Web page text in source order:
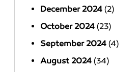
December 2024 (2)
October 2024 (23)
September 2024 (4)
August 2024 (34)